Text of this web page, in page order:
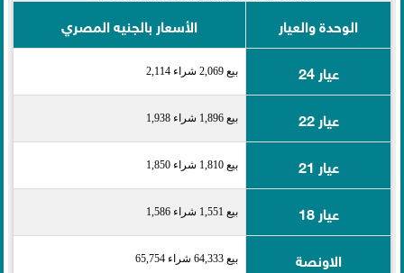
الوحدة والعيار
الأسعار بالجنيه المصري
عيار 24
بيع 2,069 شراء 2,114
عيار 22 بيع 1,896 شراء 1,938
عيار 21 بيع 1,810 شراء 1,850
عيار 18 بيع 1,551 شراء 1,586
الاونصة بيع 64,333 شراء 65,754